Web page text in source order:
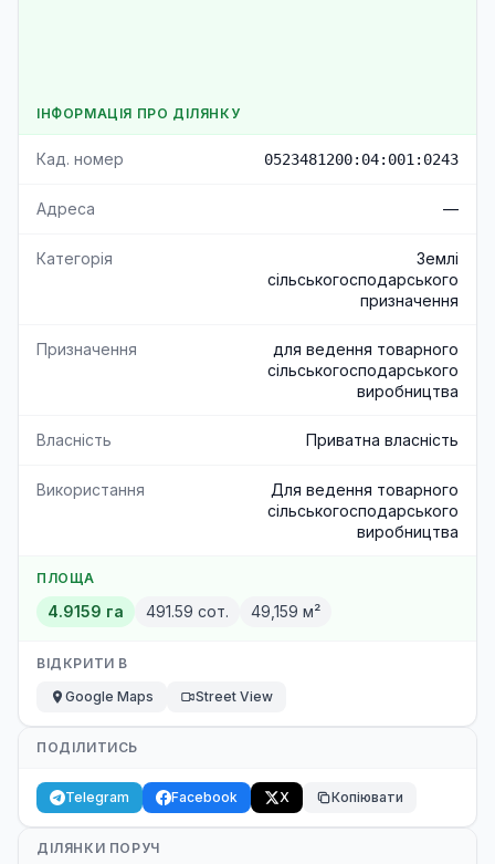
ІНФОРМАЦІЯ ПРО ДІЛЯНКУ
Кад. номер 0523481200:04:001:0243
Адреса —
Категорія
Землі
сільськогосподарського
призначення
Призначення
для ведення товарного
сільськогосподарського
виробництва
Власність Приватна власність
Використання
Для ведення товарного
сільськогосподарського
виробництва
ПЛОЩА
4.9159 га 491.59 сот. 49,159 м²
ВІДКРИТИ В
Google Maps
Street View
ПОДІЛИТИСЬ
Telegram Facebook X Копіювати
ДІЛЯНКИ ПОРУЧ